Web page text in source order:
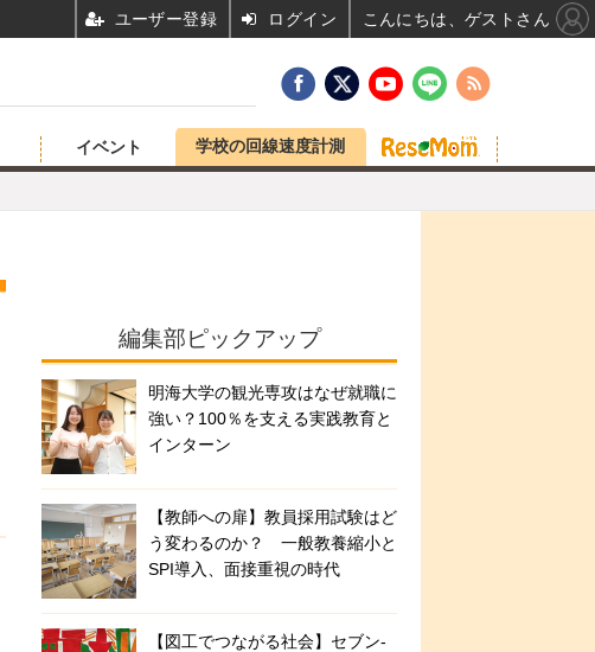
イベント 学校の回線速度計測
編集部ピックアップ
明海大学の観光専攻はなぜ就職に
強い？100％を支える実践教育と
インターン
【教師への扉】教員採用試験はど
う変わるのか？ 一般教養縮小と
SPI導入、面接重視の時代
【図工でつながる社会】セブン‐
ユーザー登録 ログイン こんにちは、ゲストさん